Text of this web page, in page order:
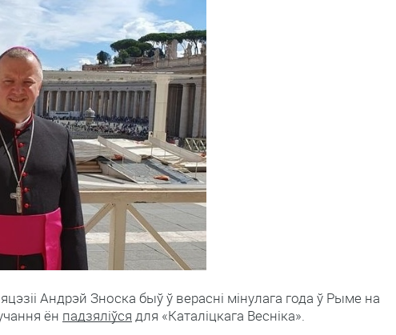
Андрэй Зноска быў ў верасні мінулага года ў Рыме на
ён падзяліўся для «Каталіцкага Весніка».